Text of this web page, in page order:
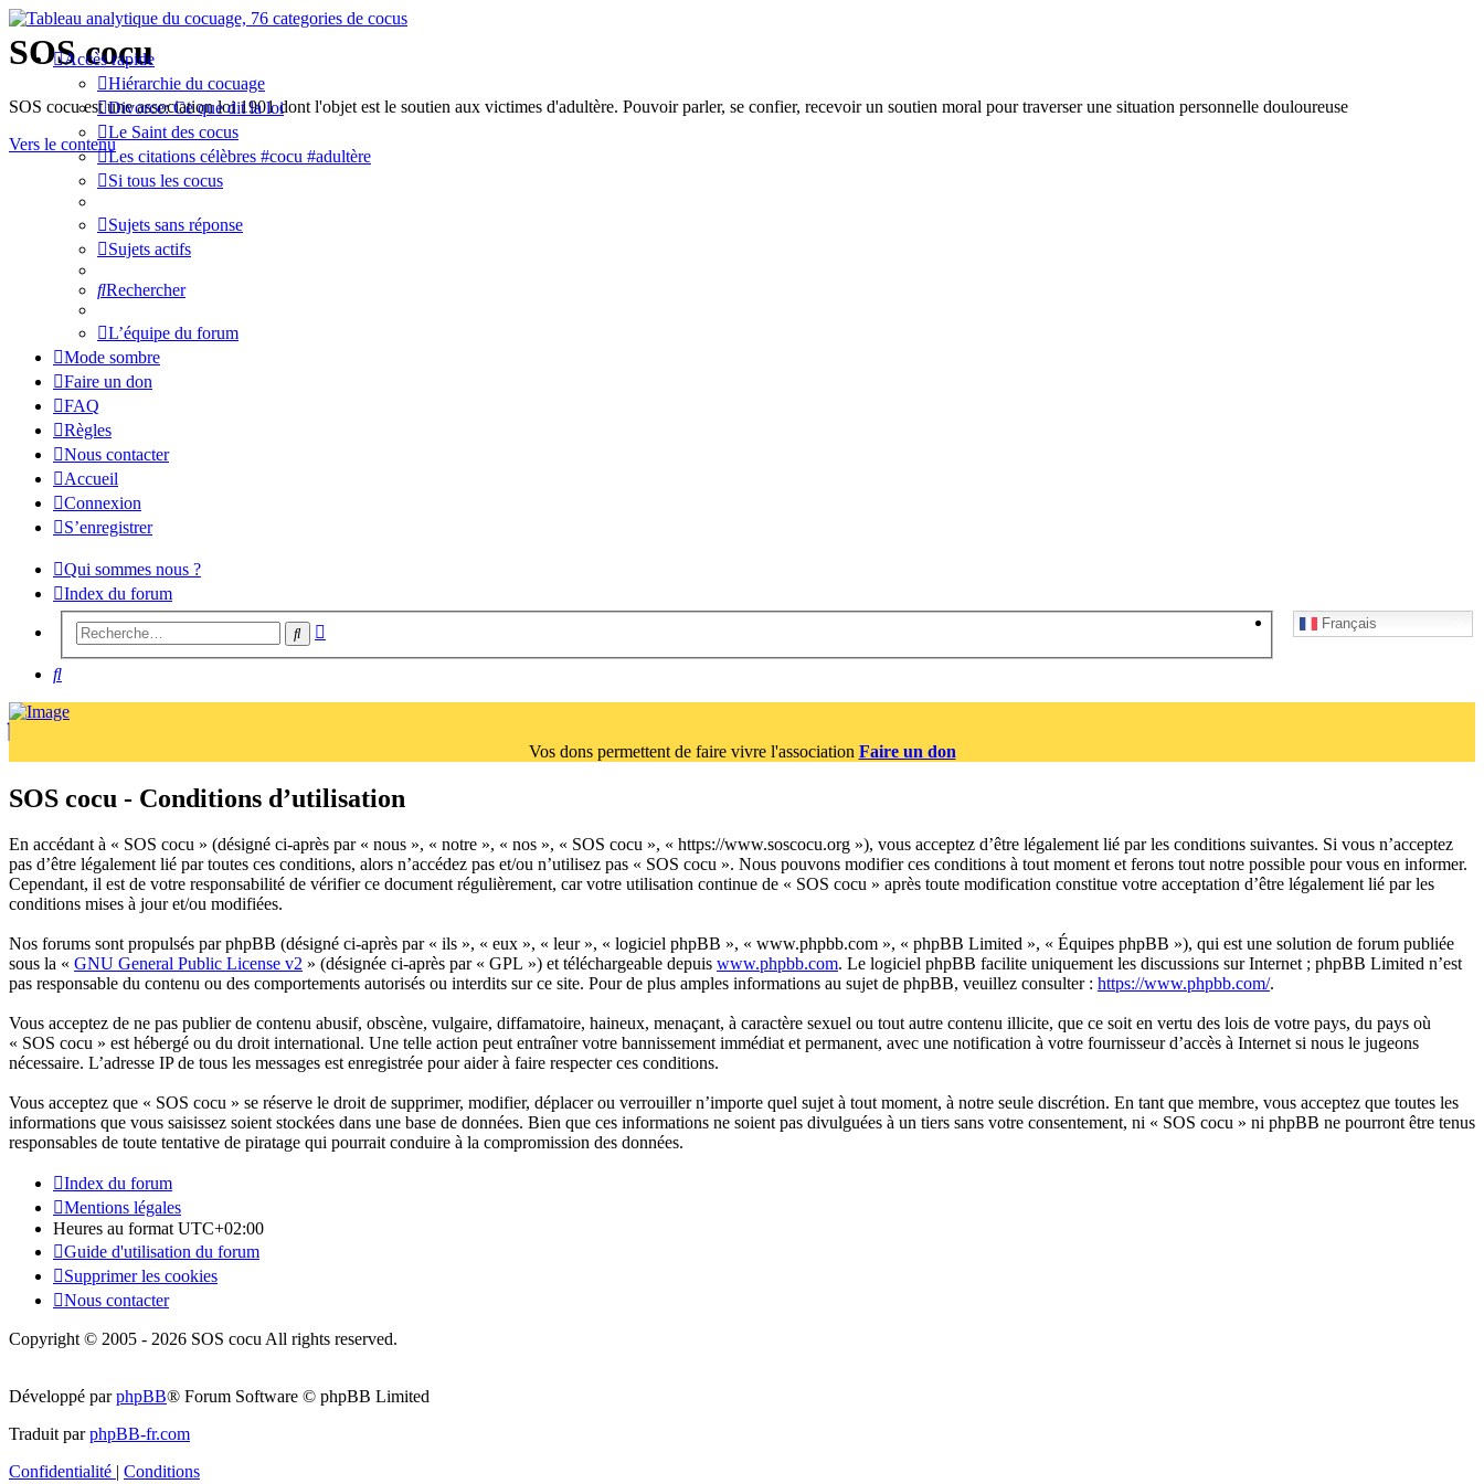
SOS cocu
SOS cocu est une association loi 1901 dont l'objet est le soutien aux victimes d'adultère. Pouvoir parler, se confier, recevoir un soutien moral pour traverser une situation personnelle douloureuse
Vers le contenu
Accès rapide
Hiérarchie du cocuage
Divorce: Ce que dit la loi
Le Saint des cocus
Les citations célèbres #cocu #adultère
Si tous les cocus
Sujets sans réponse
Sujets actifs
Rechercher
L’équipe du forum
Mode sombre
Faire un don
FAQ
Règles
Nous contacter
Accueil
Connexion
S’enregistrer
Qui sommes nous ?
Index du forum
Français
Rechercher
Rechercher
Vos dons permettent de faire vivre l'association Faire un don
SOS cocu - Conditions d’utilisation
En accédant à « SOS cocu » (désigné ci-après par « nous », « notre », « nos », « SOS cocu », « https://www.soscocu.org »), vous acceptez d’être légalement lié par les conditions suivantes. Si vous n’acceptez
pas d’être légalement lié par toutes ces conditions, alors n’accédez pas et/ou n’utilisez pas « SOS cocu ». Nous pouvons modifier ces conditions à tout moment et ferons tout notre possible pour vous en informer.
Cependant, il est de votre responsabilité de vérifier ce document régulièrement, car votre utilisation continue de « SOS cocu » après toute modification constitue votre acceptation d’être légalement lié par les
conditions mises à jour et/ou modifiées.
Nos forums sont propulsés par phpBB (désigné ci-après par « ils », « eux », « leur », « logiciel phpBB », « www.phpbb.com », « phpBB Limited », « Équipes phpBB »), qui est une solution de forum publiée
sous la « GNU General Public License v2 » (désignée ci-après par « GPL ») et téléchargeable depuis www.phpbb.com. Le logiciel phpBB facilite uniquement les discussions sur Internet ; phpBB Limited n’est
pas responsable du contenu ou des comportements autorisés ou interdits sur ce site. Pour de plus amples informations au sujet de phpBB, veuillez consulter : https://www.phpbb.com/.
Vous acceptez de ne pas publier de contenu abusif, obscène, vulgaire, diffamatoire, haineux, menaçant, à caractère sexuel ou tout autre contenu illicite, que ce soit en vertu des lois de votre pays, du pays où
« SOS cocu » est hébergé ou du droit international. Une telle action peut entraîner votre bannissement immédiat et permanent, avec une notification à votre fournisseur d’accès à Internet si nous le jugeons
nécessaire. L’adresse IP de tous les messages est enregistrée pour aider à faire respecter ces conditions.
Vous acceptez que « SOS cocu » se réserve le droit de supprimer, modifier, déplacer ou verrouiller n’importe quel sujet à tout moment, à notre seule discrétion. En tant que membre, vous acceptez que toutes les
informations que vous saisissez soient stockées dans une base de données. Bien que ces informations ne soient pas divulguées à un tiers sans votre consentement, ni « SOS cocu » ni phpBB ne pourront être tenus
responsables de toute tentative de piratage qui pourrait conduire à la compromission des données.
Index du forum
Mentions légales
Heures au formatUTC+02:00
Guide d'utilisation du forum
Supprimer les cookies
Nous contacter
Copyright © 2005 - 2026 SOS cocu All rights reserved.
Développé parphpBB® Forum Software © phpBB Limited
Traduit parphpBB-fr.com
Confidentialité | Conditions